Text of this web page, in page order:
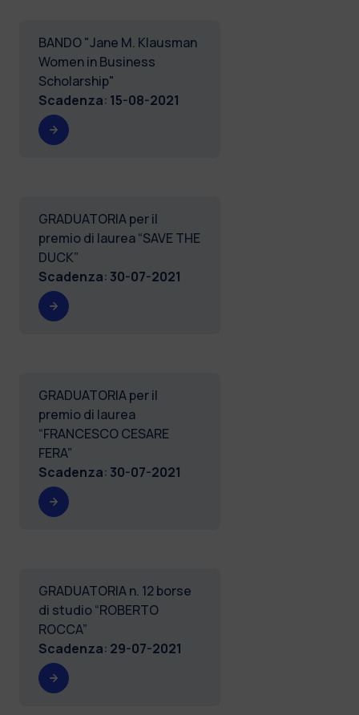
BANDO "Jane M. Klausman
Women in Business
Scholarship"
Scadenza: 15-08-2021
GRADUATORIA per il
premio di laurea “SAVE THE
DUCK”
Scadenza: 30-07-2021
GRADUATORIA per il
premio di laurea
“FRANCESCO CESARE
FERA”
Scadenza: 30-07-2021
GRADUATORIA n. 12 borse
di studio “ROBERTO
ROCCA”
Scadenza: 29-07-2021